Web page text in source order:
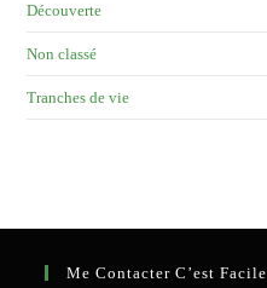
Découverte
Non classé
Tranches de vie
Me Contacter C’est Facile